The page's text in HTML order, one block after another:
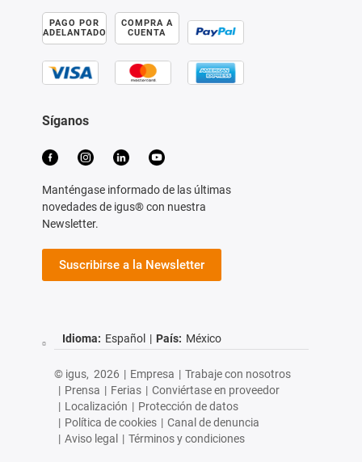
PAGO POR
ADELANTADO
COMPRA A
CUENTA
Síganos
Manténgase informado de las últimas
novedades de igus® con nuestra
Newsletter.
Suscribirse a la Newsletter
Idioma: Español | País: México
© igus, 2026 | Empresa | Trabaje con nosotros
| Prensa | Ferias | Conviértase en proveedor
| Localización | Protección de datos
| Política de cookies | Canal de denuncia
| Aviso legal | Términos y condiciones